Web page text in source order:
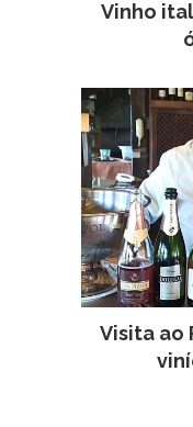
Vinho
Visita ao